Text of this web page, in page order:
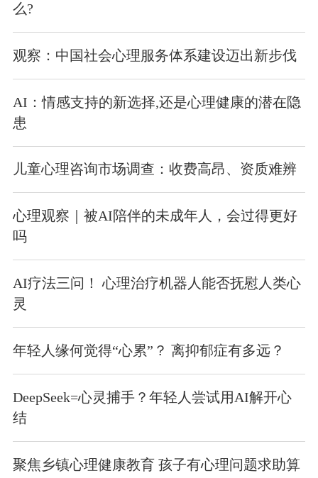
么?
观察：中国社会心理服务体系建设迈出新步伐
AI：情感支持的新选择,还是心理健康的潜在隐
患
儿童心理咨询市场调查：收费高昂、资质难辨
心理观察｜被AI陪伴的未成年人，会过得更好
吗
AI疗法三问！ 心理治疗机器人能否抚慰人类心
灵
年轻人缘何觉得“心累”？ 离抑郁症有多远？
DeepSeek=心灵捕手？年轻人尝试用AI解开心
结
聚焦乡镇心理健康教育 孩子有心理问题求助算